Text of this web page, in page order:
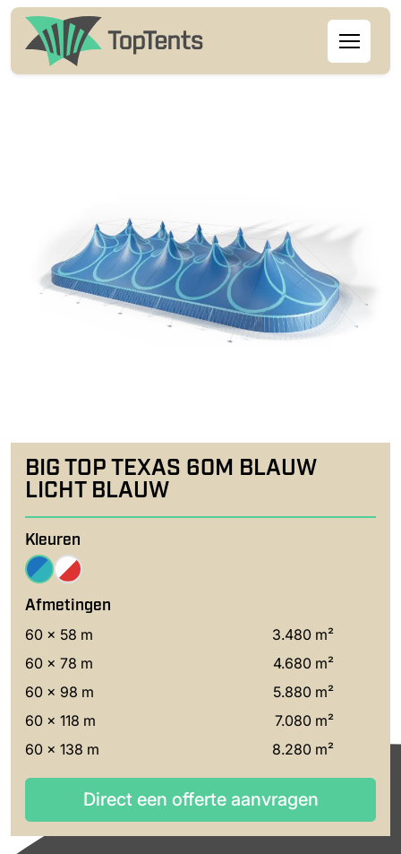
BIG TOP TEXAS 60M BLAUW
LICHT BLAUW
Kleuren
Afmetingen
60 x 58 m
3.480 m²
60 x 78 m
4.680 m²
60 x 98 m
5.880 m²
60 x 118 m
7.080 m²
60 x 138 m
8.280 m²
Direct een offerte aanvragen
Direct een offerte aanvragen